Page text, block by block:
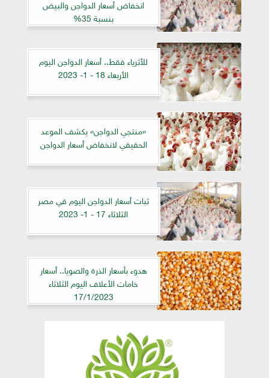
انخفاض أسعار الدواجن والبيض
بنسبة 35%
للأثرياء فقط.. أسعار الدواجن اليوم
الأربعاء 18 - 1- 2023
«منتجي الدواجن» يكشف الموعد
الحقيقي لانخفاض أسعار الدواجن
ثبات أسعار الدواجن اليوم في مصر
الثلاثاء 17 - 1- 2023
هدوء بأسعار الذرة والصويا.. أسعار
خامات الأعلاف اليوم الثلاثاء
17/1/2023